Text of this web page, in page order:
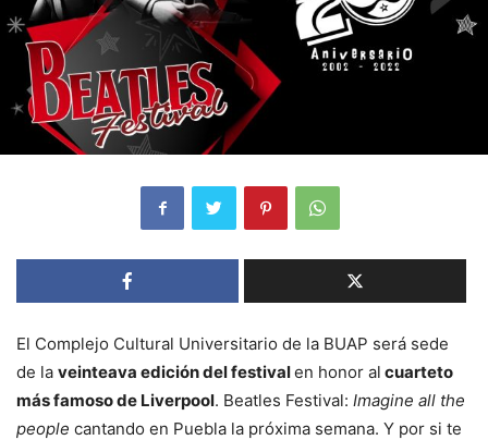
El Complejo Cultural Universitario de la BUAP será sede
de la veinteava edición del festivalen honor al cuarteto
más famoso de Liverpool. Beatles Festival: Imagine all the
people cantando en Puebla la próxima semana. Y por si te